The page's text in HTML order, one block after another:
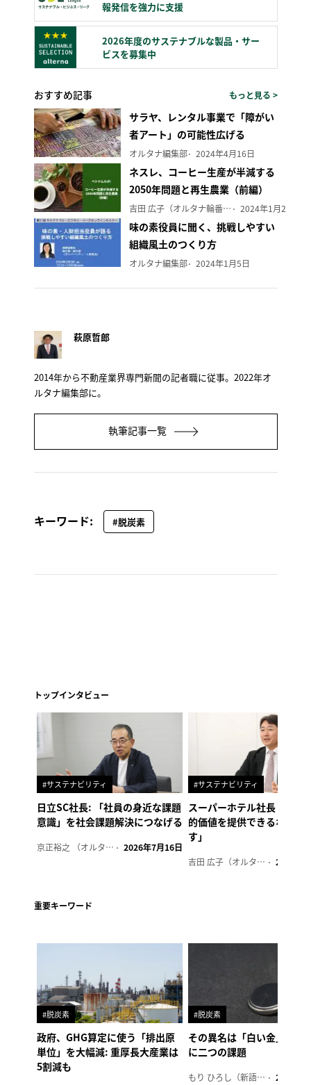
報発信を強力に支援
2026年度のサステナブルな製品・サー
ビスを募集中
おすすめ記事 もっと見る >
サラヤ、レンタル事業で「障がい
者アート」の可能性広げる
オルタナ編集部 2024年4月16日
ネスレ、コーヒー生産が半減する
2050年問題と再生農業（前編）
吉田 広子（オルタナ輪番編集長） 2024年1月29日
味の素役員に聞く、挑戦しやすい
組織風土のつくり方
オルタナ編集部 2024年1月5日
萩原哲郎
2014年から不動産業界専門新聞の記者職に従事。2022年オ
ルタナ編集部に。
執筆記事一覧
キーワード: #脱炭素
トップインタビュー
#サステナビリティ
日立SC社長: 「社員の身近な課題
意識」を社会課題解決につなげる
京正裕之 （オルタナ副編集長） 2026年7月16日
#サステナビリティ
スーパーホテル社長「地域
的価値を提供できるホテル
す」
吉田 広子（オルタナ輪番編集長） 2026年6
重要キーワード
#脱炭素
政府、GHG算定に使う「排出原
単位」を大幅減: 重厚長大産業は
5割減も
#脱炭素
その異名は「白い金」、リ
に二つの課題
もり ひろし（新語ウォッチャー） 2023年7